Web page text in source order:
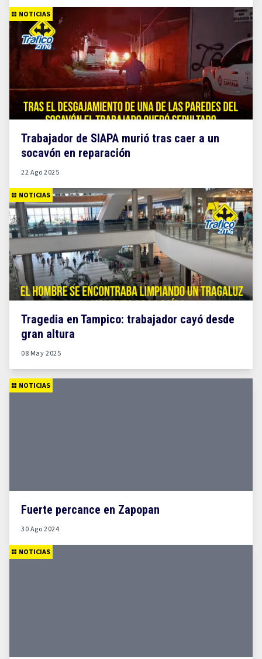
NOTICIAS
Trabajador de SIAPA murió tras caer a un
socavón en reparación
22 Ago 2025
NOTICIAS
Tragedia en Tampico: trabajador cayó desde
gran altura
08 May 2025
NOTICIAS
Fuerte percance en Zapopan
30 Ago 2024
NOTICIAS